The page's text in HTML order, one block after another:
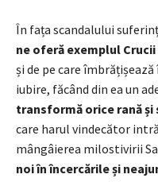
În fața scandalului
ne oferă exemplul Crucii
și de pe care
iubire, făcând din ea un
transformă orice rană
care harul vindecător
mângâierea milostivirii
noi în încercările și